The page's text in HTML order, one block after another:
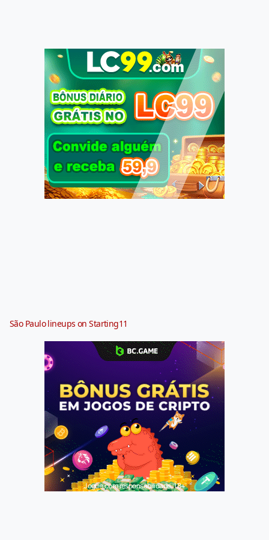
São Paulo lineups on Starting11
Jogue com responsabilidade. 18+